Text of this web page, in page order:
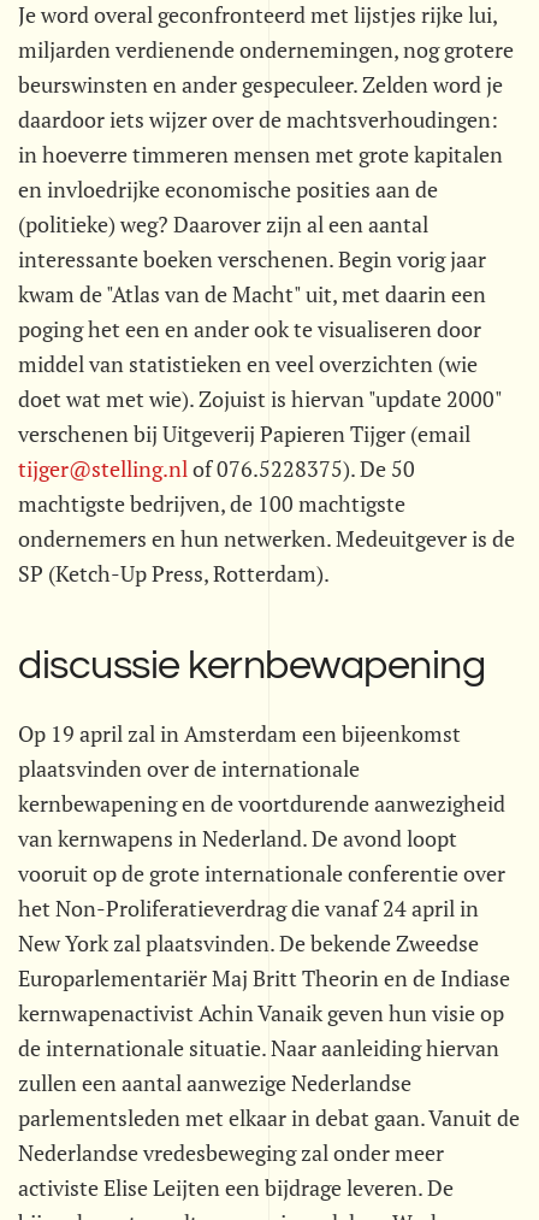
Je word overal geconfronteerd met lijstjes rijke lui,
miljarden verdienende ondernemingen, nog grotere
beurswinsten en ander gespeculeer. Zelden word je
daardoor iets wijzer over de machtsverhoudingen:
in hoeverre timmeren mensen met grote kapitalen
en invloedrijke economische posities aan de
(politieke) weg? Daarover zijn al een aantal
interessante boeken verschenen. Begin vorig jaar
kwam de "Atlas van de Macht" uit, met daarin een
poging het een en ander ook te visualiseren door
middel van statistieken en veel overzichten (wie
doet wat met wie). Zojuist is hiervan "update 2000"
verschenen bij Uitgeverij Papieren Tijger (email
tijger@stelling.nlof 076.5228375). De 50
machtigste bedrijven, de 100 machtigste
ondernemers en hun netwerken. Medeuitgever is de
SP (Ketch-Up Press, Rotterdam).
discussie kernbewapening
Op 19 april zal in Amsterdam een bijeenkomst
plaatsvinden over de internationale
kernbewapening en de voortdurende aanwezigheid
van kernwapens in Nederland. De avond loopt
vooruit op de grote internationale conferentie over
het Non-Proliferatieverdrag die vanaf 24 april in
New York zal plaatsvinden. De bekende Zweedse
Europarlementariër Maj Britt Theorin en de Indiase
kernwapenactivist Achin Vanaik geven hun visie op
de internationale situatie. Naar aanleiding hiervan
zullen een aantal aanwezige Nederlandse
parlementsleden met elkaar in debat gaan. Vanuit de
Nederlandse vredesbeweging zal onder meer
activiste Elise Leijten een bijdrage leveren. De